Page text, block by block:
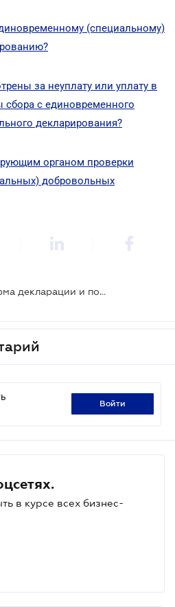
(специальному)
за неуплату или уплату в
с единовременного
декларирования?
органом проверки
добровольных
Налоговая амнистия: форма декларации и порядок ее подачи
войти
в курсе всех бизнес-